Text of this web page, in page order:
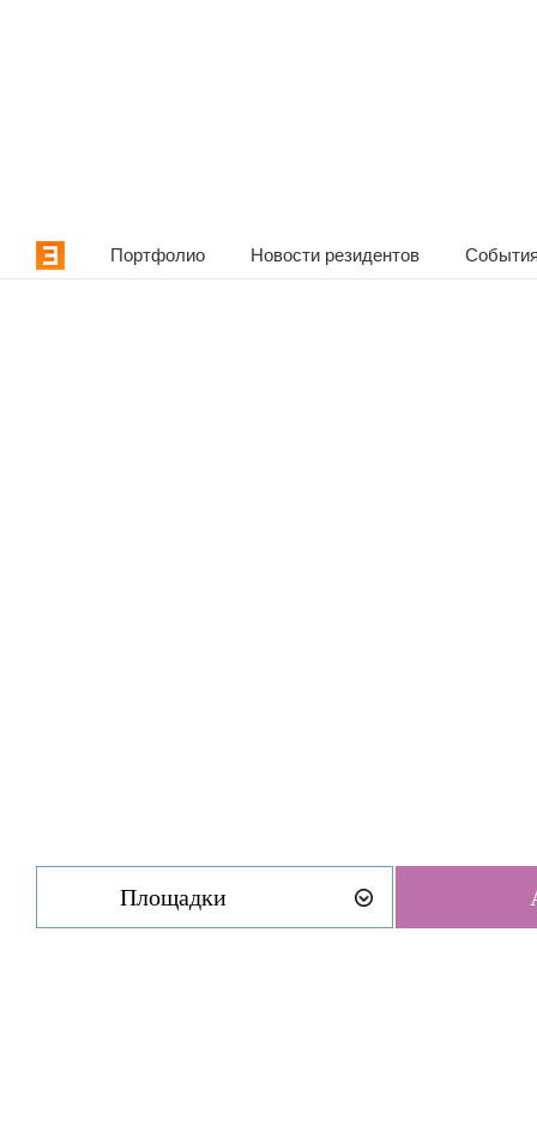
Портфолио Новости резидентов
Площадки